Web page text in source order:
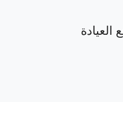
العيادة